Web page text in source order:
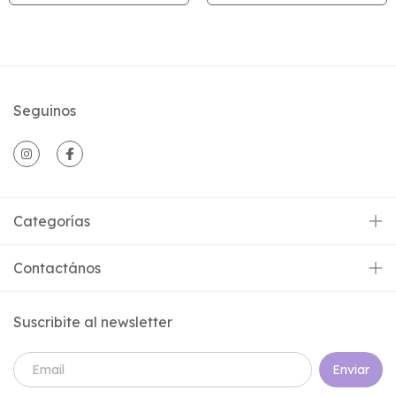
Seguinos
Categorías
Contactános
Suscribite al newsletter